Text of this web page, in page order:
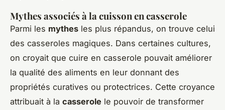
Mythes associés à la cuisson en casserole
Parmi les mythes les plus répandus, on trouve celui
des casseroles magiques. Dans certaines cultures,
on croyait que cuire en casserole pouvait améliorer
la qualité des aliments en leur donnant des
propriétés curatives ou protectrices. Cette croyance
attribuait à la casserole le pouvoir de transformer